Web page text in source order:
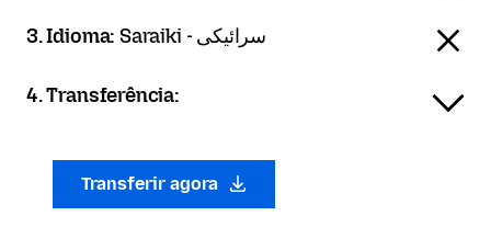
3. Idioma: Saraiki - سرائیکی
4. Transferência:
Transferir agora